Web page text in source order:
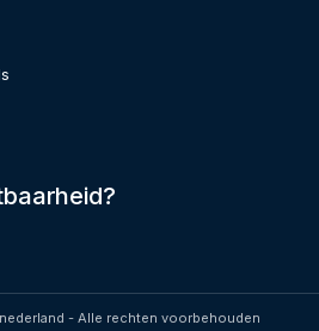
- Alle rechten voorbehouden